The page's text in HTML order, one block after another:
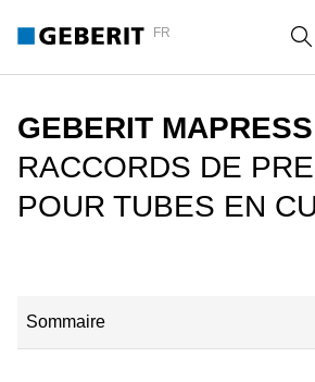
FR
GEBERIT
RACCORDS DE
POUR TUBES EN
Sommaire